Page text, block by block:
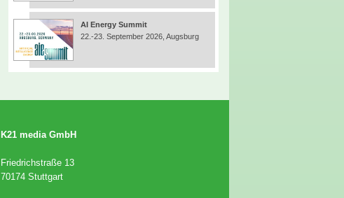
AI Energy Summit
22.-23. September 2026, Augsburg
K21 media GmbH
Friedrichstraße 13
70174 Stuttgart